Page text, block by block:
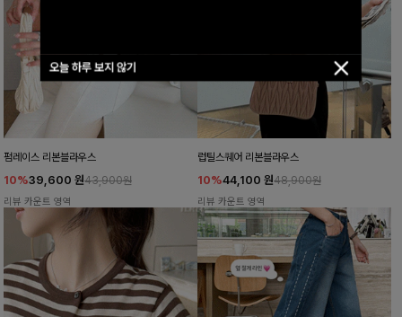
오늘 하루 보지 않기
펌레이스 리본블라우스
10%39,600 원43,900원
리뷰 카운트 영역
럽틸스퀘어 리본블라우스
10%44,100 원48,900원
리뷰 카운트 영역